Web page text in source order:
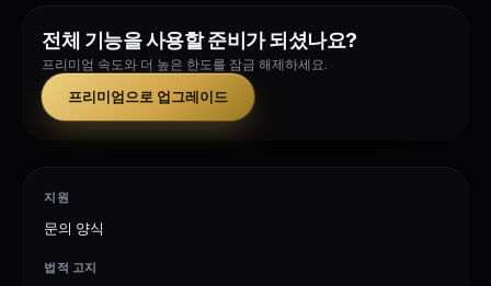
전체 기능을 사용할 준비가 되셨나요?
프리미엄 속도와 더 높은 한도를 잠금 해제하세요.
프리미엄으로 업그레이드
지원
문의 양식
법적 고지